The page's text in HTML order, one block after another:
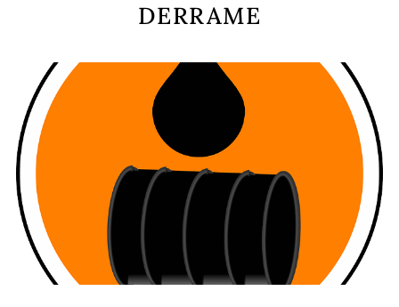
DERRAME